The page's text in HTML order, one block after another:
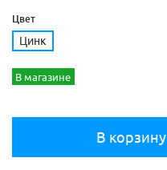
Цвет
Цинк
В магазине
В корзину